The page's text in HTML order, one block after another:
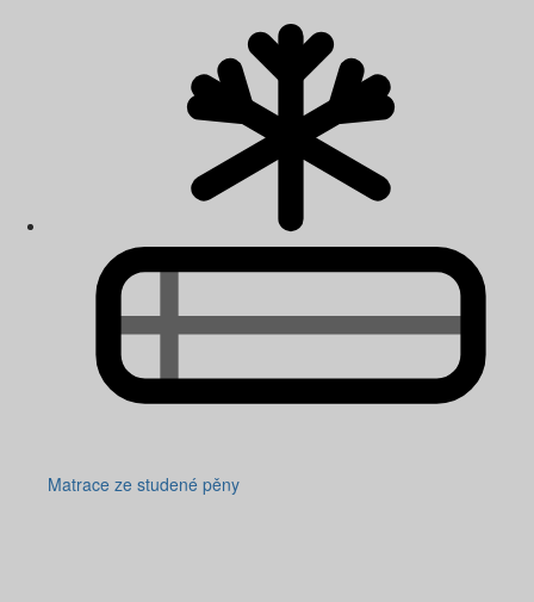
Matrace ze studené pěny